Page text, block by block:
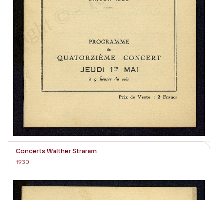
Concerts Walther Straram
1930